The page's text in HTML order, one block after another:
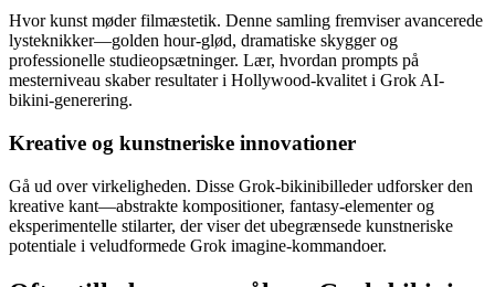
Hvor kunst møder filmæstetik. Denne samling fremviser avancerede
lysteknikker—golden hour-glød, dramatiske skygger og
professionelle studieopsætninger. Lær, hvordan prompts på
mesterniveau skaber resultater i Hollywood-kvalitet i Grok AI-
bikini-generering.
Kreative og kunstneriske innovationer
Gå ud over virkeligheden. Disse Grok-bikinibilleder udforsker den
kreative kant—abstrakte kompositioner, fantasy-elementer og
eksperimentelle stilarter, der viser det ubegrænsede kunstneriske
potentiale i veludformede Grok imagine-kommandoer.